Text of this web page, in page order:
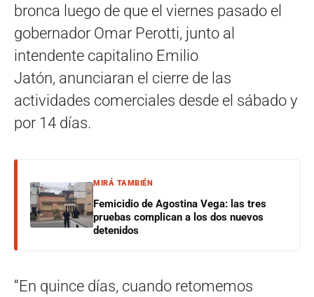
bronca luego de que el viernes pasado el
gobernador Omar Perotti, junto al
intendente capitalino Emilio
Jatón, anunciaran el cierre de las
actividades comerciales desde el sábado y
por 14 días.
MIRÁ TAMBIÉN
Femicidio de Agostina Vega: las tres
pruebas complican a los dos nuevos
detenidos
“En quince días, cuando retomemos